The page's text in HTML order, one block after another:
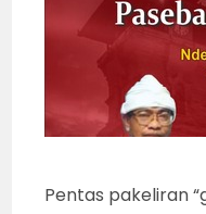
bangsa ini. Baik
kebangsaan dari
nilai seni
peradaban.